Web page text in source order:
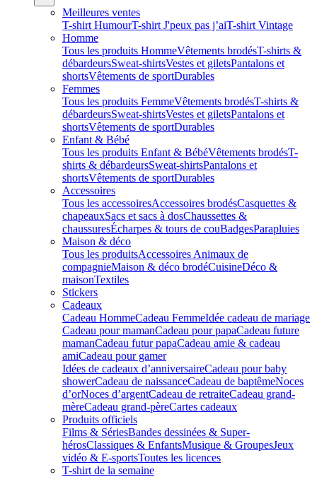
Meilleures ventes
T-shirt HumourT-shirt J'peux pas j’aiT-shirt Vintage
Homme
Tous les produits HommeVêtements brodésT-shirts &
débardeursSweat-shirtsVestes et giletsPantalons et
shortsVêtements de sportDurables
Femmes
Tous les produits FemmeVêtements brodésT-shirts &
débardeursSweat-shirtsVestes et giletsPantalons et
shortsVêtements de sportDurables
Enfant & Bébé
Tous les produits Enfant & BébéVêtements brodésT-
shirts & débardeursSweat-shirtsPantalons et
shortsVêtements de sportDurables
Accessoires
Tous les accessoiresAccessoires brodésCasquettes &
chapeauxSacs et sacs à dosChaussettes &
chaussuresÉcharpes & tours de couBadgesParapluies
Maison & déco
Tous les produitsAccessoires Animaux de
compagnieMaison & déco brodéCuisineDéco &
maisonTextiles
Stickers
Cadeaux
Cadeau HommeCadeau FemmeIdée cadeau de mariage​
Cadeau pour mamanCadeau pour papaCadeau future
mamanCadeau futur papaCadeau amie & cadeau
amiCadeau pour gamer
Idées de cadeaux d’anniversaireCadeau pour baby
showerCadeau de naissanceCadeau de baptêmeNoces
d’orNoces d’argentCadeau de retraiteCadeau grand-
mèreCadeau grand-pèreCartes cadeaux
Produits officiels
Films & SériesBandes dessinées & Super-
hérosClassiques & EnfantsMusique & GroupesJeux
vidéo & E-sportsToutes les licences
T-shirt de la semaine